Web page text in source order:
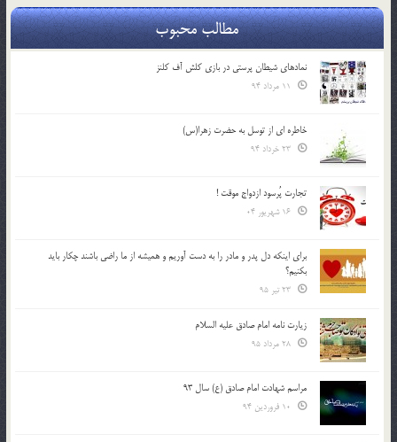
مطالب محبوب
نمادهای شیطان پرستی در بازی کلش آف کلنز
خاطره ای از توسل به حضرت زهرا(س)
تجارت پُرسود ازدواج موقت !
براي اينكه دل پدر و مادر را به دست آوريم و هميشه از ما راضي باشند چكار بايد
بكنيم؟
زیارت نامه امام صادق علیه السلام
مراسم شهادت امام صادق (ع) سال 93